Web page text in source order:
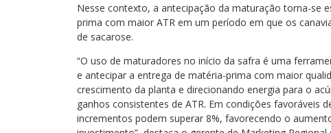
Nesse contexto, a antecipação da maturação torna-se
prima com maior ATR em um período em que os
de sacarose.
“O uso de maturadores no início da safra é uma
e antecipar a entrega de matéria-prima com maior
crescimento da planta e direcionando energia para o
ganhos consistentes de ATR. Em condições favoráveis
incrementos podem superar 8%, favorecendo o